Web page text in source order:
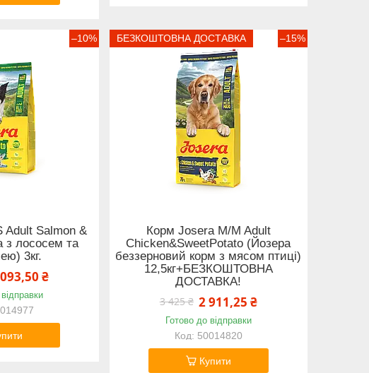
–10%
Adult Salmon &
з лососем та
3кг.
₴
БЕЗКОШТОВНА ДОСТАВКА –15%
Корм Josera M/M Adult
Chicken&SweetPotato (Йозера
беззерновий корм з мясом птиці)
12,5кг+БЕЗКОШТОВНА
ДОСТАВКА!
3 425 ₴ 2 911,25 ₴
Готово до відправки
50014820
Купити